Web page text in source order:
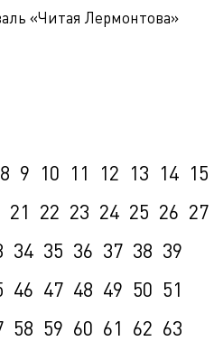
«Читая Лермонтова»
8 9 10 11 12 13 14 15
21 22 23 24 25 26 27
34 35 36 37 38 39
46 47 48 49 50 51
58 59 60 61 62 63